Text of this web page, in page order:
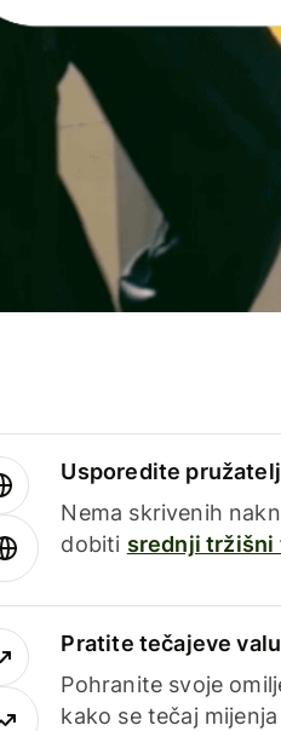
Usporedite
Nema skrivenih
dobiti srednji tržišni
Pratite tečajeve
Pohranite svoje
kako se tečaj